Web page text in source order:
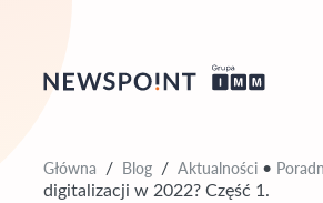
Główna / Blog / Aktualności •
digitalizacji w 2022? Część 1.